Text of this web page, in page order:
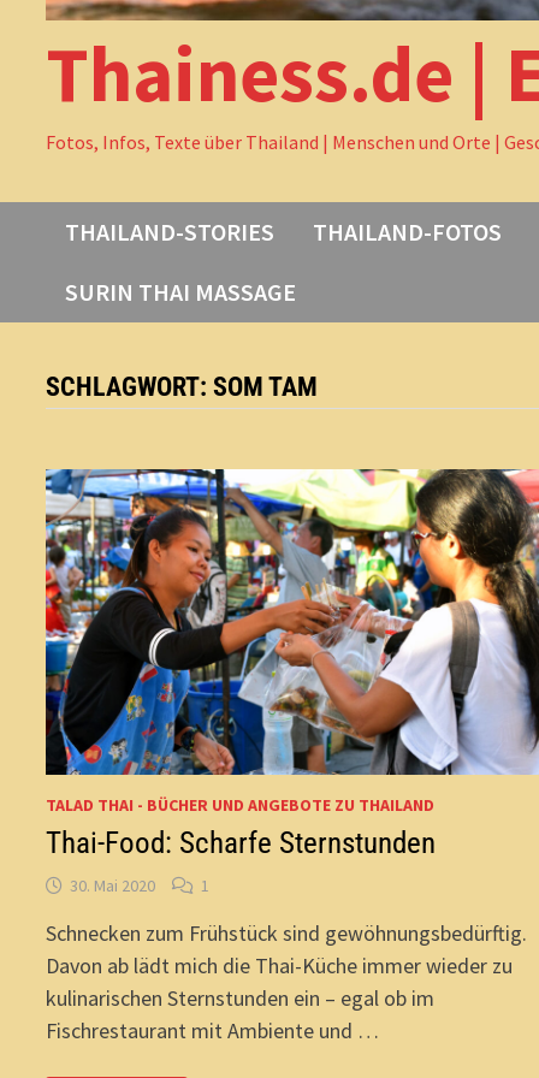
Thainess.de |
Fotos, Infos, Texte über Thailand | Menschen und Orte |
THAILAND-STORIES THAILAND-FOTOS
SURIN THAI MASSAGE
SCHLAGWORT:SOM TAM
TALAD THAI - BÜCHER UND ANGEBOTE ZU THAILAND
Thai-Food: Scharfe Sternstunden
30. Mai 2020 1
Schnecken zum Frühstück sind gewöhnungsbedürftig.
Davon ab lädt mich die Thai-Küche immer wieder zu
kulinarischen Sternstunden ein – egal ob im
Fischrestaurant mit Ambiente und …